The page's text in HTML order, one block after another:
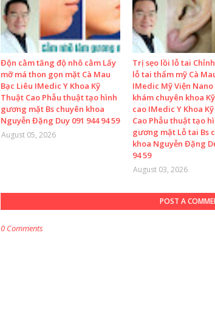
Độn cằm tăng độ nhô cằm Lấy
mỡ má thon gọn mặt Cà Mau
Bạc Liêu IMedic Y Khoa Kỹ
Thuật Cao Phẫu thuật tạo hình
gương mặt Bs chuyên khoa
Nguyễn Đặng Duy 091 944 94 59
August 05, 2026
Trị sẹo lồi lỗ tai
lỗ tai thẩm mỹ Cà
IMedic Mỹ Viện Nano
khám chuyên khoa
cao IMedic Y Khoa
Cao Phẫu thuật tạo
gương mặt Lỗ tai Bs
khoa Nguyễn Đặng
94 59
August 03, 2026
POST A
0 Comments